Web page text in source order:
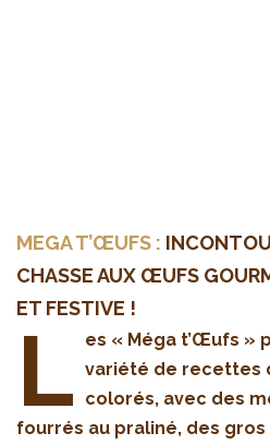
MEGA T’ŒUFS :
CHASSE AUX ŒUFS
ET FESTIVE !
L
es « Méga t’Œufs »
variété de recettes
colorés, avec des
fourrés au praliné, des